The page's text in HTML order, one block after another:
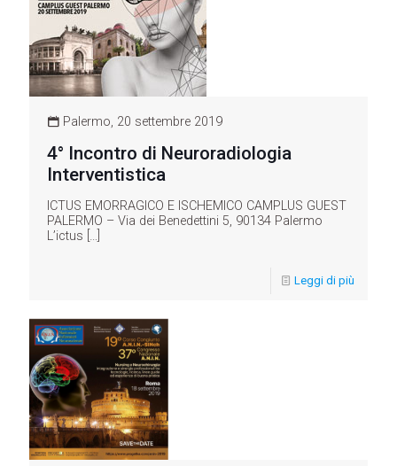
Palermo, 20 settembre 2019
4° Incontro di Neuroradiologia
Interventistica
ICTUS EMORRAGICO E ISCHEMICO CAMPLUS GUEST
PALERMO – Via dei Benedettini 5, 90134 Palermo
L’ictus […]
Leggi di più